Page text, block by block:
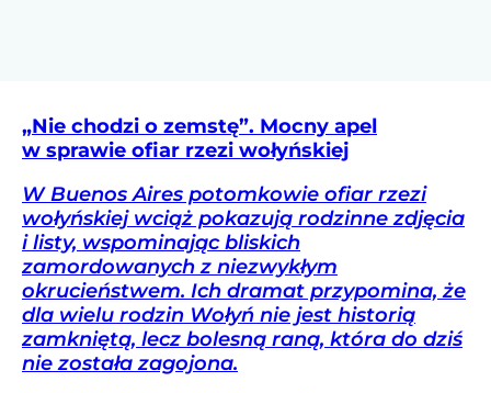
„Nie chodzi o zemstę”. Mocny apel
w sprawie ofiar rzezi wołyńskiej
W Buenos Aires potomkowie ofiar rzezi
wołyńskiej wciąż pokazują rodzinne zdjęcia
i listy, wspominając bliskich
zamordowanych z niezwykłym
okrucieństwem. Ich dramat przypomina, że
dla wielu rodzin Wołyń nie jest historią
zamkniętą, lecz bolesną raną, która do dziś
nie została zagojona.